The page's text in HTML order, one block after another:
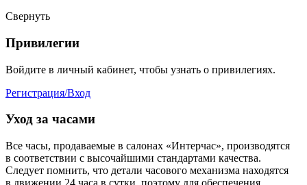
Свернуть
Привилегии
Войдите в личный кабинет, чтобы узнать о привилегиях.
Регистрация/Вход
Уход за часами
Все часы, продаваемые в салонах «Интерчас», производятся
в соответствии с высочайшими стандартами качества.
Следует помнить, что детали часового механизма находятся
в движении 24 часа в сутки, поэтому для обеспечения